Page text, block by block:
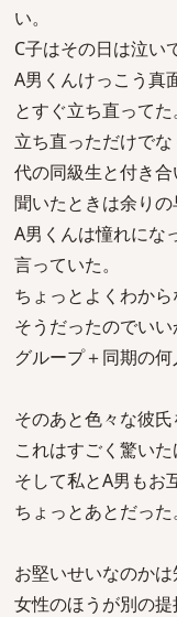
い。
C子はその日は泣い
A男くんけっこう真
とすぐ立ち直ってた。
立ち直っただけで
代の同級生と付き合
聞いたときは余りの
A男くんは憧れにな
言っていた。
ちょっとよくわか
そうだったのでい
グループ＋同期の何
そのあと色々な彼氏
これはすごく驚いた
そして私とA男もお
ちょっとあとだった。
お堅いせいなのか
女性のほうが別の